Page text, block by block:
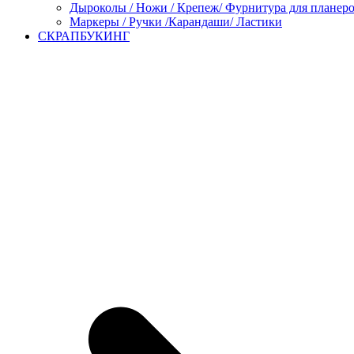
Дыроколы / Ножи / Крепеж/ Фурнитура для
Маркеры / Ручки /Карандаши/ Ластики
СКРАПБУКИНГ